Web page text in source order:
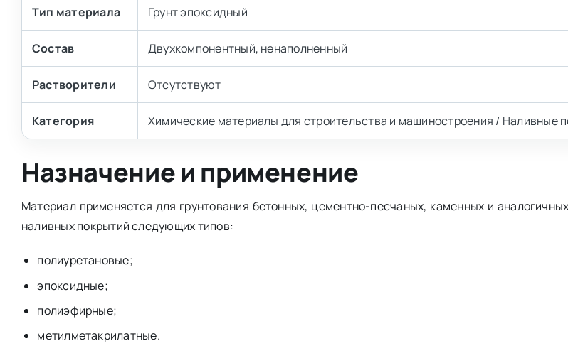
Тип материала Грунт эпоксидный
Состав Двухкомпонентный, ненаполненный
Растворители Отсутствуют
Категория Химические материалы для строительства и машиностроения / Наливные
Назначение и применение
Материал применяется для грунтования бетонных, цементно-песчаных, каменных и
наливных покрытий следующих типов:
полиуретановые;
эпоксидные;
полиэфирные;
метилметакрилатные.